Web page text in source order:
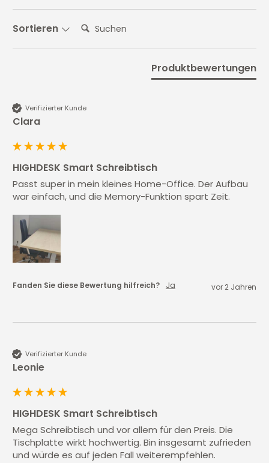
Sortieren Suchen:
Produktbewertungen
Verifizierter Kunde
Clara
HIGHDESK Smart Schreibtisch
Passt super in mein kleines Home-Office. Der Aufbau
war einfach, und die Memory-Funktion spart Zeit.
Fanden Sie diese Bewertung hilfreich? Ja vor 2 Jahren
Verifizierter Kunde
Leonie
HIGHDESK Smart Schreibtisch
Mega Schreibtisch und vor allem für den Preis. Die
Tischplatte wirkt hochwertig. Bin insgesamt zufrieden
und würde es auf jeden Fall weiterempfehlen.